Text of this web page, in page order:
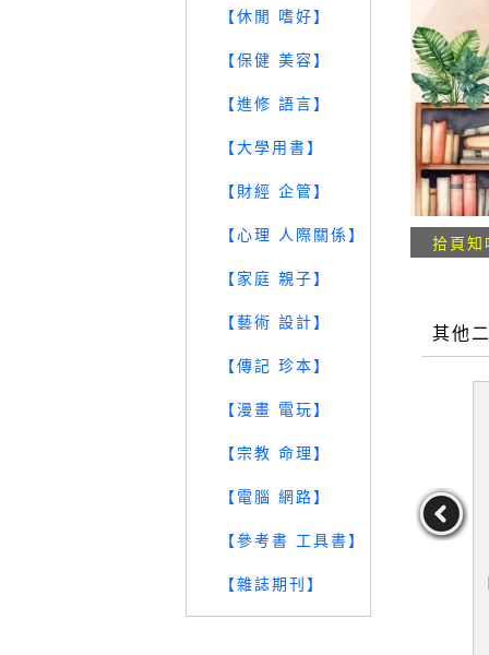
【休閒 嗜好】
【保健 美容】
【進修 語言】
【大學用書】
【財經 企管】
【心理 人際關係】
【家庭 親子】
【藝術 設計】
【傳記 珍本】
【漫畫 電玩】
【宗教 命理】
【電腦 網路】
【參考書 工具書】
【雜誌期刊】
拾頁
其他
【WV5】小時代1.0摺紙時
【S2E】克莉絲蒂偵探小
葬禮之後等_5本合售